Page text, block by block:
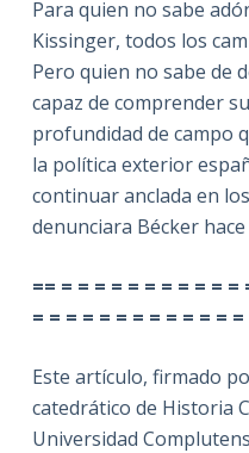
Para quien no sabe
Kissinger, todos los
Pero quien no sabe de
capaz de comprender
profundidad de campo
la política exterior
continuar anclada en
denunciara Bécker
== = = = = = = = = = = =
= = = = = = = = = = = = =
Este artículo, firmado
catedrático de Historia
Universidad